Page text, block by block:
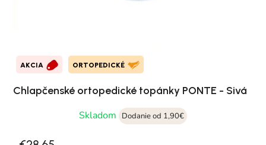
AKCIA ORTOPEDICKÉ
Chlapčenské ortopedické topánky PONTE - Sivá
Skladom
Dodanie od 1,90€